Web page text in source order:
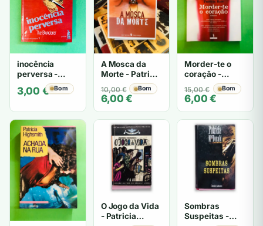
inocência
perversa -
PATRICIA
HIGHSMITH
3,00 € Bom
A Mosca da
Morte - Patricia
Cornwell
10,00€
O
preço
original
era:
10,00 €.
6,00€
O
preço
atual
6,00 €.
Bom
Morder-te o
coração -
Patrícia Reis
15,00€
O
preço
original
era:
15,00 €.
6,00€
O
preço
atual
6,00 €.
Bom
O Jogo da Vida
- Patricia
Sombras
Suspeitas -